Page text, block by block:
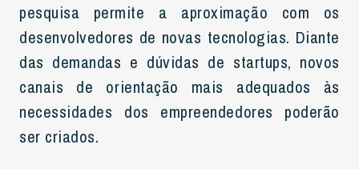
pesquisa permite a aproximação com os
desenvolvedores de novas tecnologias. Diante
das demandas e dúvidas de startups, novos
canais de orientação mais adequados às
necessidades dos empreendedores poderão
ser criados.